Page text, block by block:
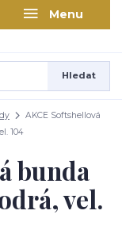
Menu
Hledat
AKCE Softshellová
104
bunda
vel.